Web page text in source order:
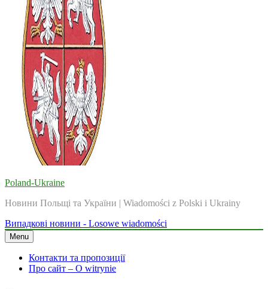
Poland-Ukraine
Новини Польщі та України | Wiadomości z Polski i Ukrainy
Випадкові новини - Losowe wiadomości
Menu
Контакти та пропозиції
Про сайт – O witrynie